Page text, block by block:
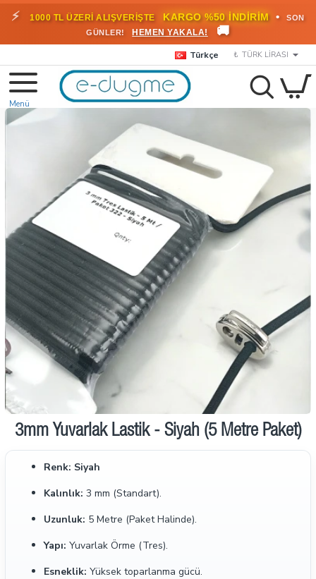
⚡ 1000 TL ÜZERİ ALIŞVERİŞTE KARGO %50 İNDİRİM •
SON
GÜNLER!
HEMEN YAKALA! 🚚
Türkçe ₺ TÜRK LIRASI
İndirimde
3mm Yuvarlak Lastik - Siyah (5 Metre Paket)
Renk: Siyah
Kalınlık: 3 mm (Standart).
Uzunluk: 5 Metre (Paket Halinde).
Yapı: Yuvarlak Örme (Tres).
Esneklik: Yüksek toparlanma gücü.